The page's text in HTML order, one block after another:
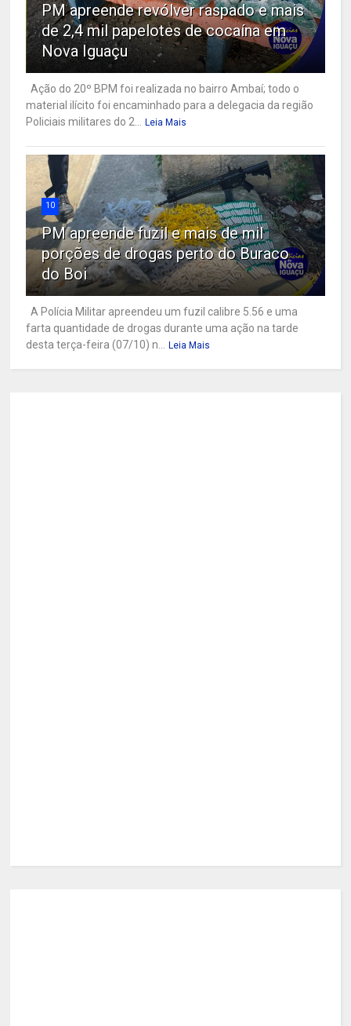
PM apreende revólver raspado e mais
de 2,4 mil papelotes de cocaína em
Nova Iguaçu
Ação do 20º BPM foi realizada no bairro Ambaí; todo o
material ilícito foi encaminhado para a delegacia da região
Policiais militares do 2... Leia Mais
10
PM apreende fuzil e mais de mil
porções de drogas perto do Buraco
do Boi
A Polícia Militar apreendeu um fuzil calibre 5.56 e uma
farta quantidade de drogas durante uma ação na tarde
desta terça-feira (07/10) n... Leia Mais